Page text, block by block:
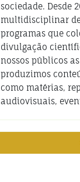
sociedade. Desde
multidisciplinar de
programas que
divulgação
nossos públicos
produzimos
como matérias,
audiovisuais,